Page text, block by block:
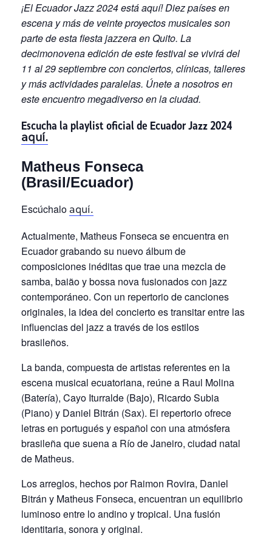
¡El Ecuador Jazz 2024 está aquí!Diez paísesen
escena ymás de veinteproyectos musicales son
parte de esta fiesta jazzera en Quito. La
decimonovena edición de este festival se vivirá del
11 al 29 septiembre con conciertos, clínicas, talleres
y más actividades paralelas. Únete a nosotros en
este encuentro megadiverso en la ciudad.
Escucha la playlist oficial de Ecuador Jazz 2024
aquí.
Matheus Fonseca
(Brasil/Ecuador)
Escúchalo aquí.
Actualmente, Matheus Fonseca se encuentra en
Ecuador grabando su nuevo álbum de
composiciones inéditas que trae una mezcla de
samba, baião y bossa nova fusionados con jazz
contemporáneo. Con un repertorio de canciones
originales, la idea del concierto es transitar entre las
influencias del jazz a través de los estilos
brasileños.
La banda, compuesta de artistas referentes en la
escena musical ecuatoriana, reúne a Raul Molina
(Batería), Cayo Iturralde (Bajo), Ricardo Subia
(Piano) y Daniel Bitrán (Sax). El repertorio ofrece
letras en portugués y español con una atmósfera
brasileña que suena a Río de Janeiro, ciudad natal
de Matheus.
Los arreglos, hechos por Raimon Rovira, Daniel
Bitrán y Matheus Fonseca, encuentran un equilibrio
luminoso entre lo andino y tropical. Una fusión
identitaria, sonora y original.